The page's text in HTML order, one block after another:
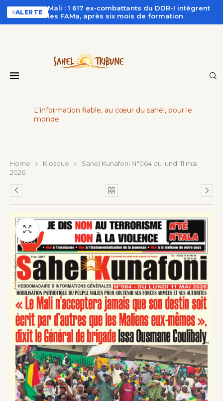
ALERTE
Mali : 1 617 ex-combattants du DDR-I intègrent
les FAMa, après six mois de formation
L'information fiable, au cœur du sahel, pour le
monde
Home Kiosque
Sahel Kunafoni N°064 du lundi 11 mai
2026